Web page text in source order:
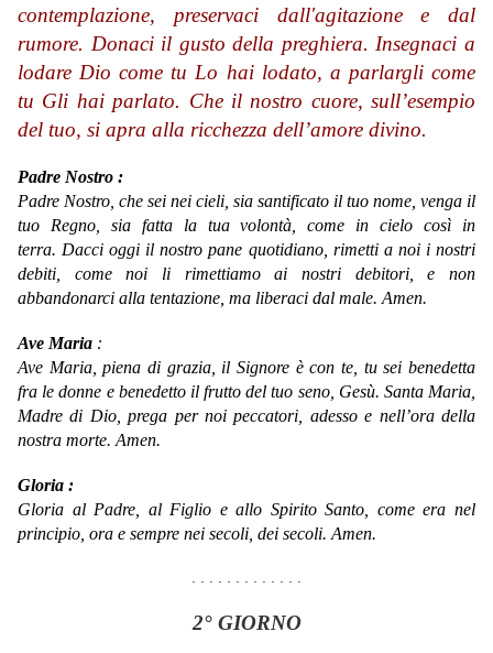
contemplazione, preservaci dall'agitazione e dal
rumore. Donaci il gusto della preghiera. Insegnaci a
lodare Dio come tu Lo hai lodato, a parlargli come
tu Gli hai parlato. Che il nostro cuore, sull’esempio
del tuo, si apra alla ricchezza dell’amore divino.
Padre Nostro :
Padre Nostro, che sei nei cieli, sia santificato il tuo nome, venga il
tuo Regno, sia fatta la tua volontà, come in cielo così in
terra. Dacci oggi il nostro pane quotidiano, rimetti a noi i nostri
debiti, come noi li rimettiamo ai nostri debitori, e non
abbandonarci alla tentazione, ma liberaci dal male. Amen.
Ave Maria :
Ave Maria,piena di grazia, il Signore è con te, tu sei benedetta
fra le donne e benedetto il frutto del tuo seno, Gesù. Santa Maria,
Madre di Dio,prega per noi peccatori, adesso e nell’ora della
nostra morte. Amen.
Gloria :
Gloria al Padre, al Figlio e allo Spirito Santo, come era nel
principio, ora e sempre nei secoli, dei secoli. Amen.
2° GIORNO